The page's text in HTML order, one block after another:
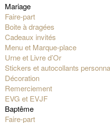
Mariage
Faire-part
Boite à dragées
Cadeaux invités
Menu et Marque-place
Urne et Livre d’Or
Stickers et autocollants
Décoration
Remerciement
EVG et EVJF
Baptême
Faire-part